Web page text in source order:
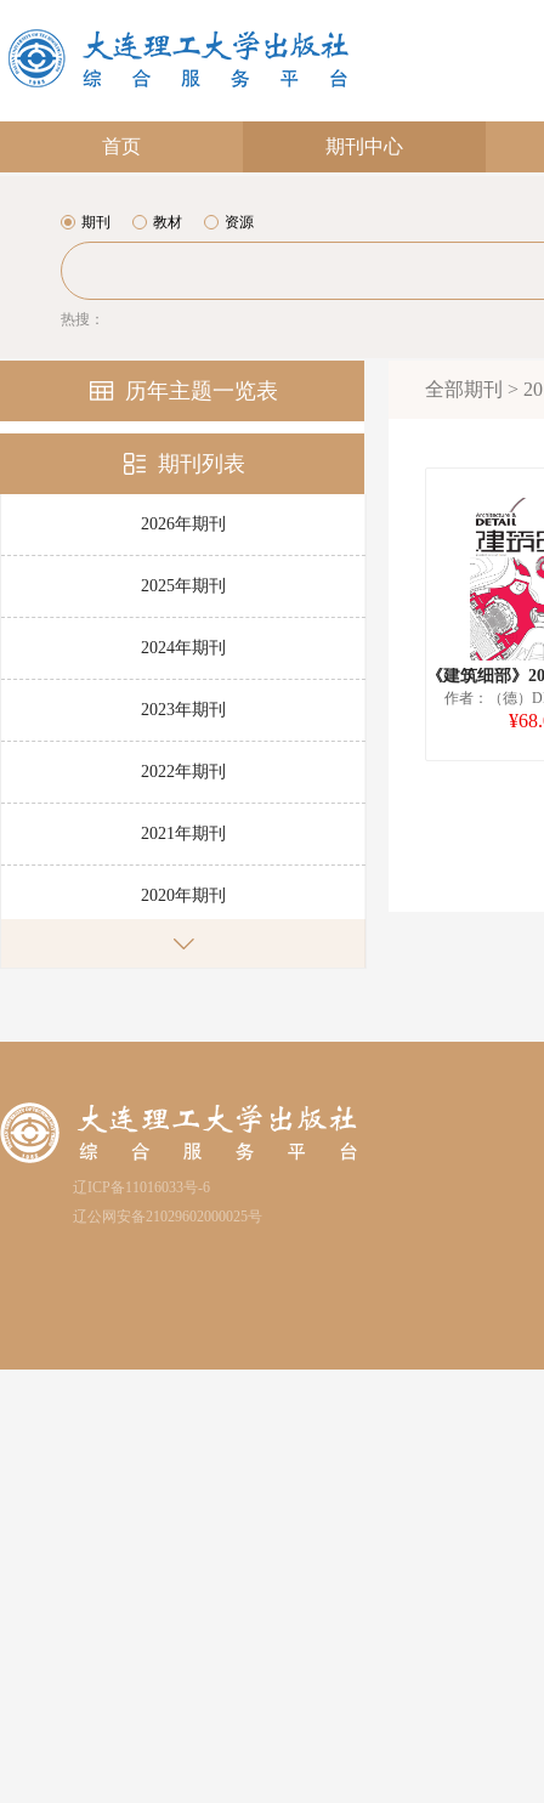
首页 期刊中心
期刊 教材 资源
热搜：
历年主题一览表
期刊列表
2026年期刊
2025年期刊
2024年期刊
2023年期刊
2022年期刊
2021年期刊
2020年期刊
全部期刊 >
作者：（德）
辽ICP备11016033号-6
辽公网安备21029602000025号